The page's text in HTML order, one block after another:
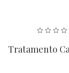
Tratamento